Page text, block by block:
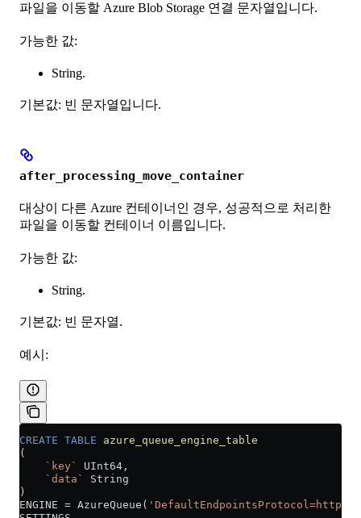
파일을 이동할 Azure Blob Storage 연결 문자열입니다.
가능한 값:
String.
기본값: 빈 문자열입니다.
after_processing_move_container
대상이 다른 Azure 컨테이너인 경우, 성공적으로 처리한
파일을 이동할 컨테이너 이름입니다.
가능한 값:
String.
기본값: 빈 문자열.
예시:
CREATE TABLE azure_queue_engine_table
(
    `key`
UInt64,
    `data`
String
)
ENGINE = AzureQueue(